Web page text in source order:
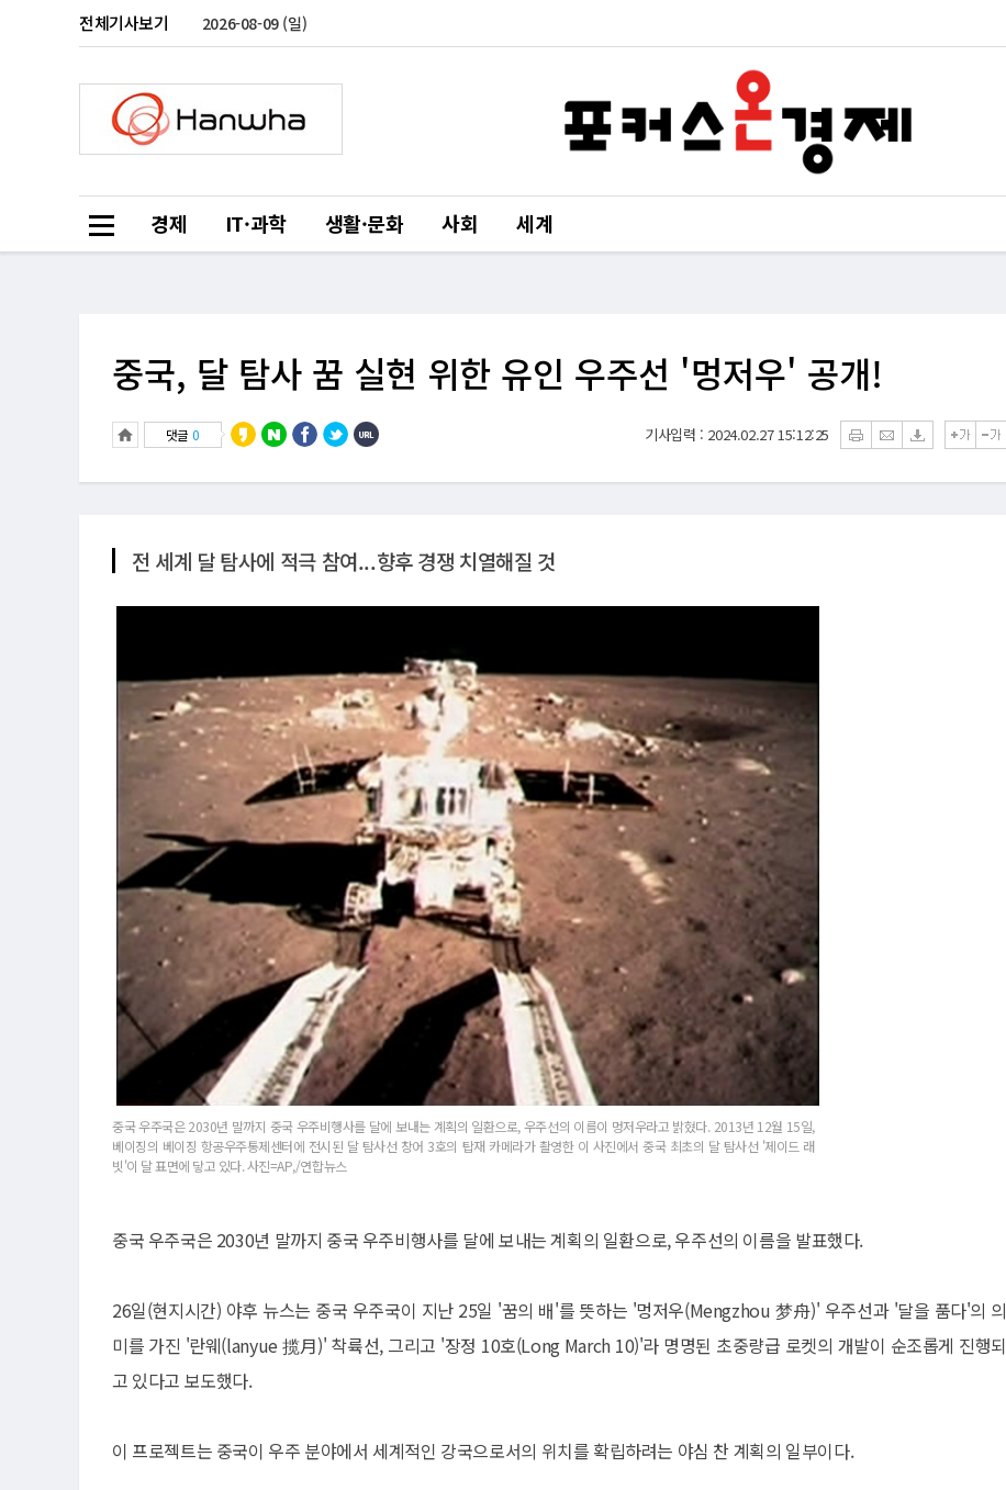
전체기사보기 2026-08-09 (일)
경제 IT·과학 생활·문화 사회 세계
중국, 달 탐사 꿈 실현 위한 유인 우주선 '멍저우' 공개!
댓글 0 기사입력 : 2024.02.27 15:12:25
전 세계 달 탐사에 적극 참여...향후 경쟁 치열해질 것
중국 우주국은 2030년 말까지 중국 우주비행사를 달에 보내는 계획의 일환으로, 우주선의 이름이 멍저우라고 밝혔다. 2013년 12월 15일,
베이징의 베이징 항공우주통제센터에 전시된 달 탐사선 창어 3호의 탑재 카메라가 촬영한 이 사진에서 중국 최초의 달 탐사선 '제이드 래
빗'이 달 표면에 닿고 있다. 사진=AP,/연합뉴스
중국 우주국은 2030년 말까지 중국 우주비행사를 달에 보내는 계획의 일환으로, 우주선의 이름을 발표했다.
26일(현지시간) 야후 뉴스는 중국 우주국이 지난 25일 '꿈의 배'를 뜻하는 '멍저우(Mengzhou 梦舟)' 우주선과 '달을 품다'의 의
미를 가진 '란웨(lanyue 揽月)' 착륙선, 그리고 '장정 10호(Long March 10)'라 명명된 초중량급 로켓의 개발이 순조롭게 진행되
고 있다고 보도했다.
이 프로젝트는 중국이 우주 분야에서 세계적인 강국으로서의 위치를 확립하려는 야심 찬 계획의 일부이다.